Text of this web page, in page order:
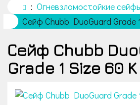
Огневзломостойкие
Сейф Chubb DuoGuard Grade
Сейф Chubb
Grade 1 Size 60 K